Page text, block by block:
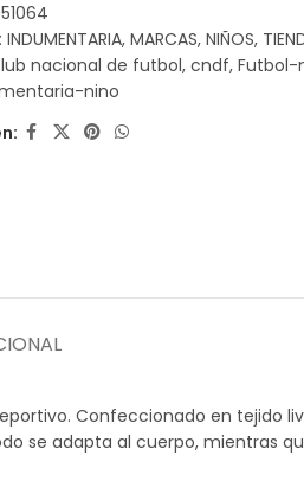
INDUMENTARIA, MARCAS, NIÑOS,
nacional de futbol, cndf, Futbol-
nino
Confeccionado en tejido
se adapta al cuerpo, mientras